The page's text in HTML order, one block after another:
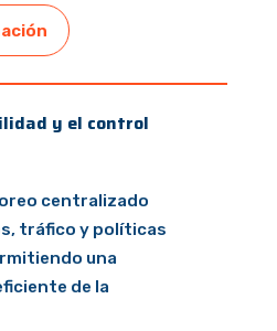
y el control
centralizado
tráfico y políticas
una
de la